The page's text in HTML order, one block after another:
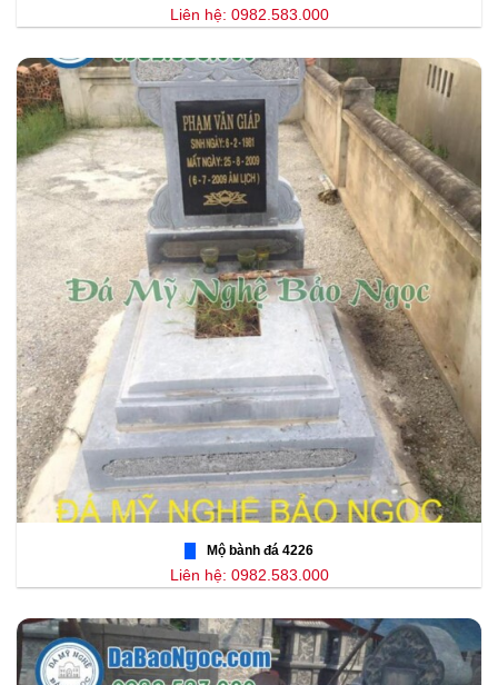
Liên hệ: 0982.583.000
Mộ bành đá 4226
Liên hệ: 0982.583.000